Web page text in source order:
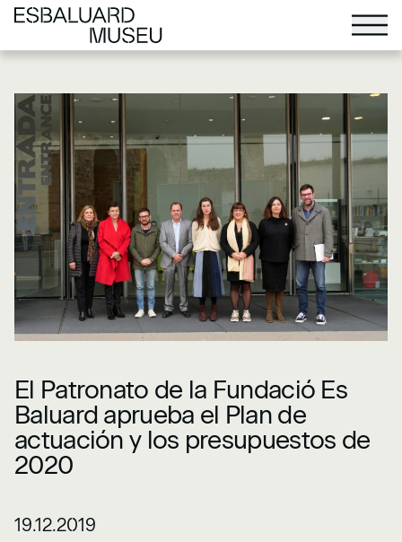
El Patronato de la Fundació Es
Baluard aprueba el Plan de
actuación y los presupuestos de
2020
19.12.2019